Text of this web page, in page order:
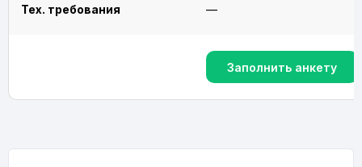
Тех. требования —
Заполнить анкету